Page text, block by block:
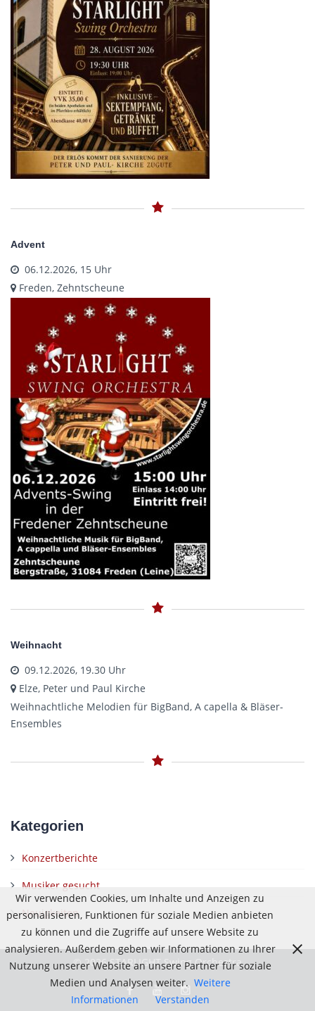
Advent
06.12.2026, 15 Uhr
Freden, Zehntscheune
Weihnacht
09.12.2026, 19.30 Uhr
Elze, Peter und Paul Kirche
Weihnachtliche Melodien für BigBand, A capella & Bläser-
Ensembles
Kategorien
Konzertberichte
Musiker gesucht
Neuigkeiten
© 2026 STARLIGHT Swing Orchestra
Wir verwenden Cookies, um Inhalte und Anzeigen zu
personalisieren, Funktionen für soziale Medien anbieten
zu können und die Zugriffe auf unsere Website zu
analysieren. Außerdem geben wir Informationen zu Ihrer
Nutzung unserer Website an unsere Partner für soziale
Medien und Analysen weiter. Weitere
Informationen
Verstanden